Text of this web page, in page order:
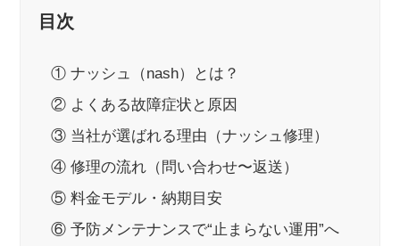
目次
① ナッシュ（nash）とは？
② よくある故障症状と原因
③ 当社が選ばれる理由（ナッシュ修理）
④ 修理の流れ（問い合わせ〜返送）
⑤ 料金モデル・納期目安
⑥ 予防メンテナンスで“止まらない運用”へ